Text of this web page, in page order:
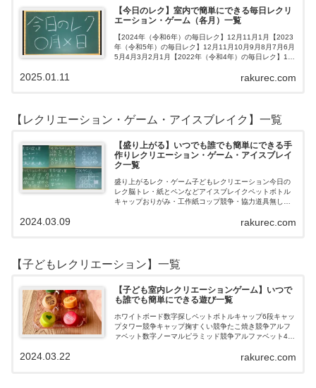
【今日のレク】室内で簡単にできる毎日レクリ
エーション・ゲーム（各月）一覧
【2024年（令和6年）の毎日レク】12月11月1月【2023
年（令和5年）の毎日レク】12月11月10月9月8月7月6月
5月4月3月2月1月【2022年（令和4年）の毎日レク】12
rakurec.com
2025.01.11
【レクリエーション・ゲーム・アイスブレイク】一覧
【盛り上がる】いつでも誰でも簡単にできる手
作りレクリエーション・ゲーム・アイスブレイ
ク一覧
盛り上がるレク・ゲーム子どもレクリエーション今日の
レク脳トレ・紙とペンなどアイスブレイクペットボトル
キャップおりがみ・工作紙コップ競争・協力道具無し・
ロおはじき体操スライム脳トレ無料素材Yo…rakurec.com
2024.03.09
【子どもレクリエーション】一覧
【子ども室内レクリエーションゲーム】いつで
も誰でも簡単にできる遊び一覧
ホワイトボード数字探しペットボトルキャップ6段キャッ
プタワー競争キャップ掬すくい競争たこ焼き競争アルフ
ァベット数字ノーマルピラミッド競争アルファベット4段
rakurec.com
2024.03.22